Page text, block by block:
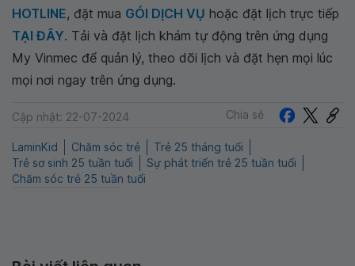
HOTLINE, đặt mua GÓI DỊCH VỤ hoặc đặt lịch trực tiếp
TẠI ĐÂY. Tải và đặt lịch khám tự động trên ứng dụng
My Vinmec để quản lý, theo dõi lịch và đặt hẹn mọi lúc
mọi nơi ngay trên ứng dụng.
Cập nhật: 22-07-2024 Chia sẻ
LaminKid Chăm sóc trẻ
Trẻ 25 tháng tuổi
Trẻ sơ sinh 25 tuần tuổi
Sự phát triển trẻ 25 tuần tuổi
Chăm sóc trẻ 25 tuần tuổi